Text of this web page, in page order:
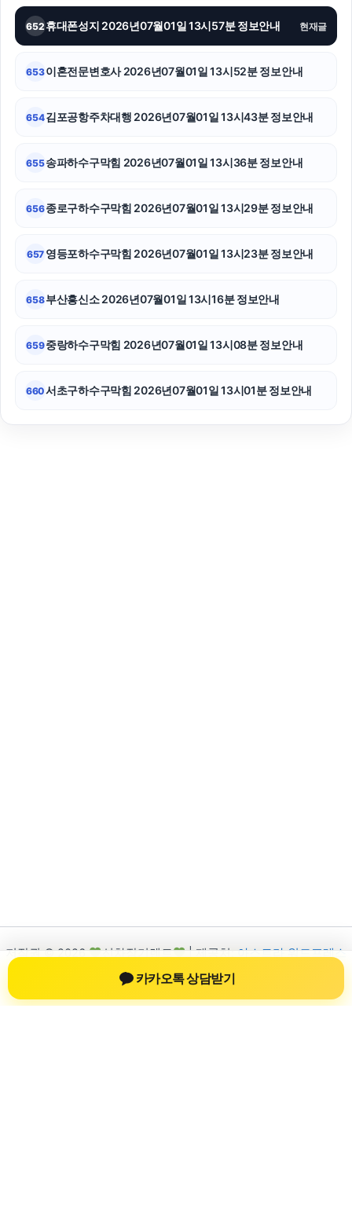
부천이혼전문변호사
은평하수구막힘
대구흥신소
파양보호소
652 휴대폰성지 2026년07월01일 13시57분 정보안내 현재글
653이혼전문변호사 2026년07월01일 13시52분 정보안내
654김포공항주차대행 2026년07월01일 13시43분 정보안내
655송파하수구막힘 2026년07월01일 13시36분 정보안내
656종로구하수구막힘 2026년07월01일 13시29분 정보안내
657 영등포하수구막힘 2026년07월01일 13시23분 정보안내
658부산흥신소 2026년07월01일 13시16분 정보안내
659중랑하수구막힘 2026년07월01일 13시08분 정보안내
660서초구하수구막힘 2026년07월01일 13시01분 정보안내
저작권 © 2026 신차장기렌트 | 제공처:
아스트라 워드프레스
테마
카카오톡 상담받기